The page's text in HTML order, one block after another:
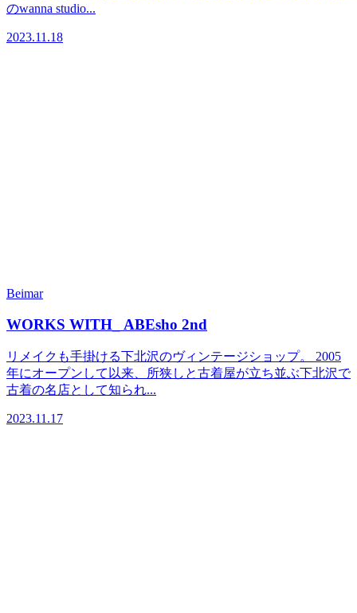
のwanna studio...
2023.11.18
Beimar
WORKS WITH_ ABEsho 2nd
リメイクも手掛ける下北沢のヴィンテージショップ。 2005
年にオープンして以来、所狭しと古着屋が立ち並ぶ下北沢で
古着の名店として知られ...
2023.11.17